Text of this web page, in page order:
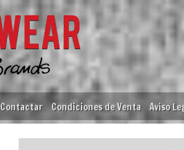
Contactar Condiciones de Venta Aviso